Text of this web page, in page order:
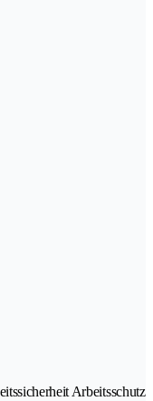
Arbeitsschutz